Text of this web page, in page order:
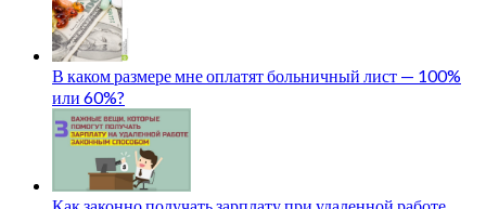
В каком размере мне оплатят больничный лист — 100%
или 60%?